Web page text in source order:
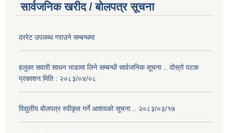
सार्वजनिक खरीद / बोलपत्र सूचना
दररेट उपलब्ध गराउने सम्बन्धमा
हलुका सवारी साधन भाडामा लिने सम्बन्धी सार्वजनिक सूचना .. दोस्रो पटक
प्रकाशन मिति : २०८३/०४/०८
विद्युतीय बोलपत्र स्वीकृत गर्ने आशयको सूचना... २०८३/०३/१७